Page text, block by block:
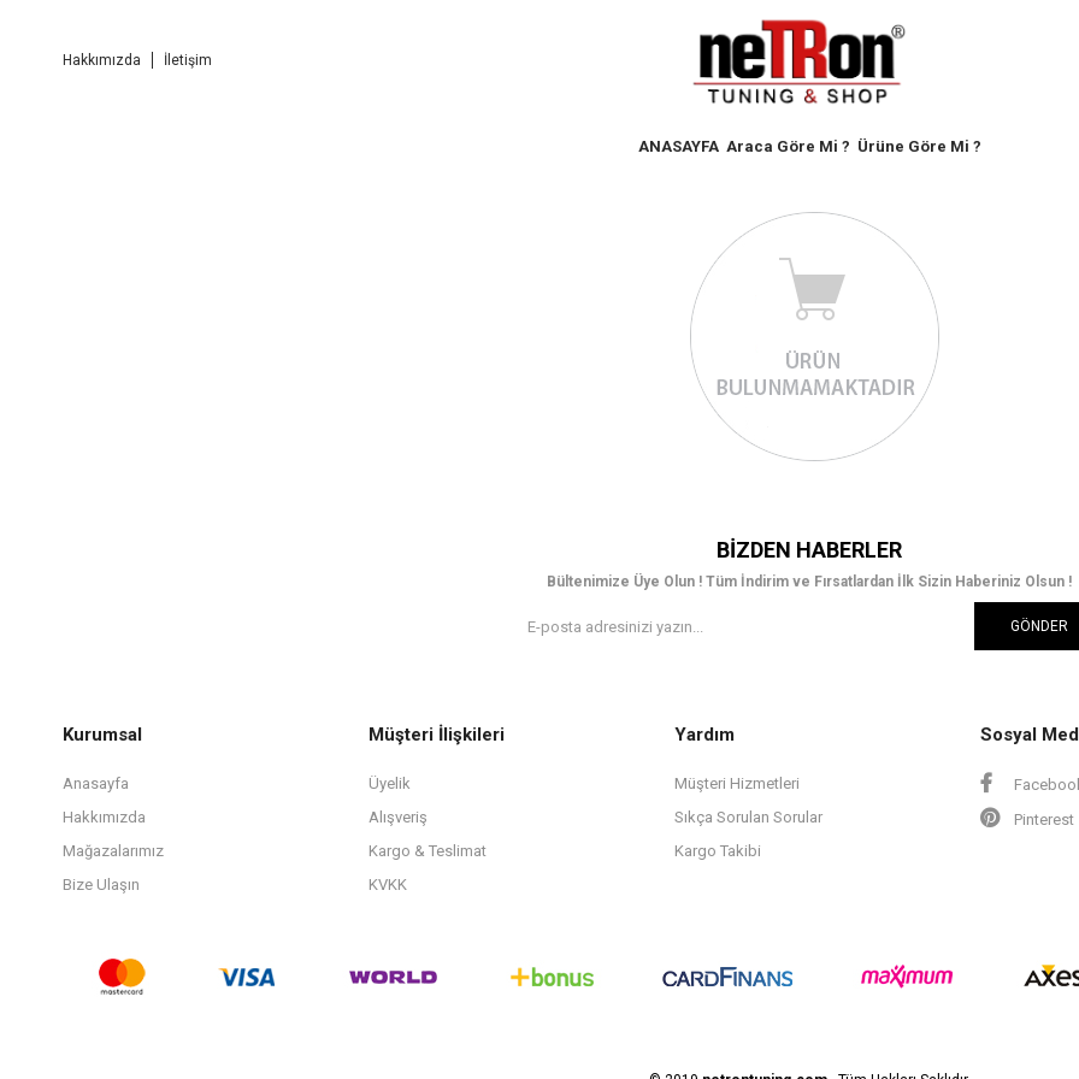
Hakkımızda İletişim
ANASAYFA Araca Göre Mi ? Ürüne Göre Mi ?
BIZDEN HABERLER
Bültenimize Üye Olun ! Tüm İndirim ve Fırsatlardan İlk Sizin Haberiniz Olsun !
GÖNDER
Kurumsal
Anasayfa
Hakkımızda
Mağazalarımız
Bize Ulaşın
Müşteri İlişkileri
Üyelik
Alışveriş
Kargo & Teslimat
KVKK
Yardım
Müşteri Hizmetleri
Sıkça Sorulan Sorular
Kargo Takibi
Sosyal
Pinterest